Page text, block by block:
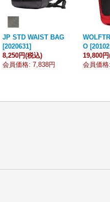
JP STD WAIST BAG
[2020631]
8,250円(税込)
会員価格: 7,838円
O [
19,800円
会員価格